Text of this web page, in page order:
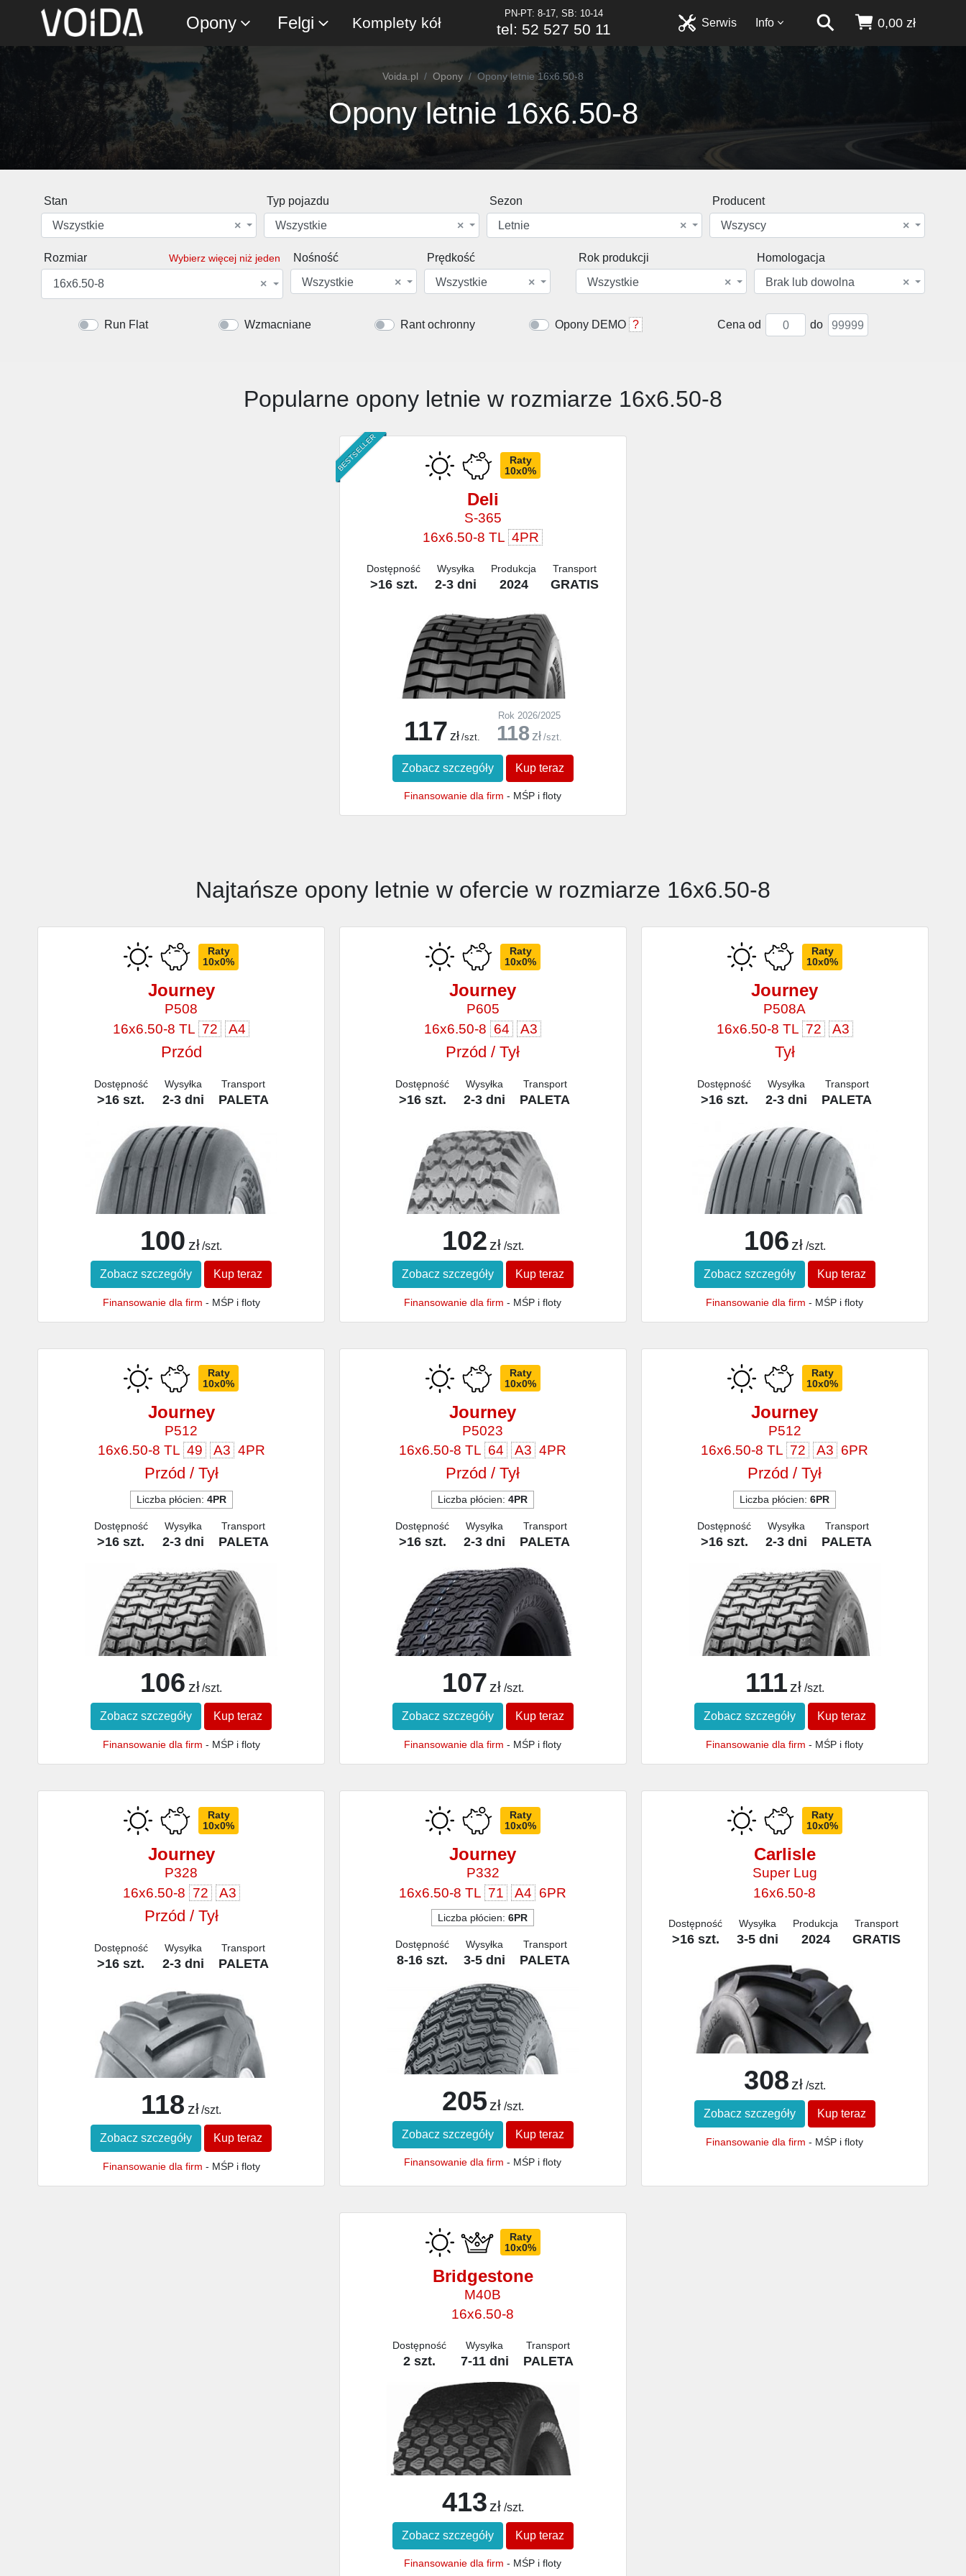
Opony Felgi Komplety kół
PN-PT: 8-17, SB: 10-14
tel: 52 527 50 11 0,00 zł
Info
Serwis
Voida.pl Opony Opony letnie 16x6.50-8
Opony letnie 16x6.50-8
Stan
×
Wszystkie
Typ pojazdu
×
Wszystkie
Sezon
×
Letnie
Producent
×
Wszyscy
Rozmiar Wybierz więcej niż jeden
×
16x6.50-8
Nośność
×
Wszystkie
Prędkość
×
Wszystkie
Rok produkcji
×
Wszystkie
Homologacja
×
Brak lub dowolna
Run Flat Wzmacniane Rant ochronny Opony DEMO ? Cena od do
Popularne opony letnie w rozmiarze 16x6.50-8
BESTSELLER
Raty
10x0%
Deli
S-365
16x6.50-8 TL 4PR
Dostępność
>16 szt.
Wysyłka
2-3 dni
Produkcja
2024
Transport
GRATIS
117 zł /szt.
Rok 2026/2025
118 zł /szt.
Zobacz szczegóły Kup teraz
Finansowanie dla firm - MŚP i floty
Najtańsze opony letnie w ofercie w rozmiarze 16x6.50-8
Raty
10x0%
Journey
P508
16x6.50-8 TL 72 A4
Przód
Dostępność
>16 szt.
Wysyłka
2-3 dni
Transport
PALETA
100 zł /szt.
Zobacz szczegóły Kup teraz
Finansowanie dla firm - MŚP i floty
Raty
10x0%
Journey
P605
16x6.50-8 64 A3
Przód / Tył
Dostępność
>16 szt.
Wysyłka
2-3 dni
Transport
PALETA
102 zł /szt.
Zobacz szczegóły Kup teraz
Finansowanie dla firm - MŚP i floty
Raty
10x0%
Journey
P508A
16x6.50-8 TL 72 A3
Tył
Dostępność
>16 szt.
Wysyłka
2-3 dni
Transport
PALETA
106 zł /szt.
Zobacz szczegóły Kup teraz
Finansowanie dla firm - MŚP i floty
Raty
10x0%
Journey
P512
16x6.50-8 TL 49 A3 4PR
Przód / Tył
Liczba płócien: 4PR
Dostępność
>16 szt.
Wysyłka
2-3 dni
Transport
PALETA
106 zł /szt.
Zobacz szczegóły Kup teraz
Finansowanie dla firm - MŚP i floty
Raty
10x0%
Journey
P5023
16x6.50-8 TL 64 A3 4PR
Przód / Tył
Liczba płócien:4PR
Dostępność
>16 szt.
Wysyłka
2-3 dni
Transport
PALETA
107 zł /szt.
Zobacz szczegóły Kup teraz
Finansowanie dla firm - MŚP i floty
Raty
10x0%
Journey
P512
16x6.50-8 TL 72 A3 6PR
Przód / Tył
Liczba płócien:6PR
Dostępność
>16 szt.
Wysyłka
2-3 dni
Transport
PALETA
111 zł /szt.
Zobacz szczegóły Kup teraz
Finansowanie dla firm - MŚP i floty
Raty
10x0%
Journey
P328
16x6.50-8 72 A3
Przód / Tył
Dostępność
>16 szt.
Wysyłka
2-3 dni
Transport
PALETA
118 zł /szt.
Zobacz szczegóły Kup teraz
Finansowanie dla firm - MŚP i floty
Raty
10x0%
Journey
P332
16x6.50-8 TL 71 A4 6PR
Liczba płócien:6PR
Dostępność
8-16 szt.
Wysyłka
3-5 dni
Transport
PALETA
205 zł /szt.
Zobacz szczegóły Kup teraz
Finansowanie dla firm - MŚP i floty
Raty
10x0%
Carlisle
Super Lug
16x6.50-8
Dostępność
>16 szt.
Wysyłka
3-5 dni
Produkcja
2024
Transport
GRATIS
308 zł /szt.
Zobacz szczegóły Kup teraz
Finansowanie dla firm - MŚP i floty
Raty
10x0%
Bridgestone
M40B
16x6.50-8
Dostępność
2 szt.
Wysyłka
7-11 dni
Transport
PALETA
413 zł /szt.
Zobacz szczegóły Kup teraz
Finansowanie dla firm - MŚP i floty